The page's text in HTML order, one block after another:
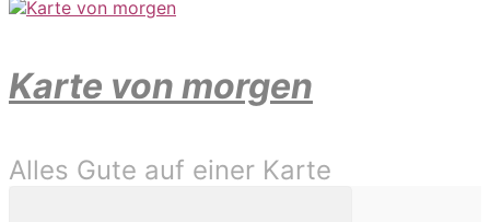
Karte von morgen
Alles Gute auf einer Karte